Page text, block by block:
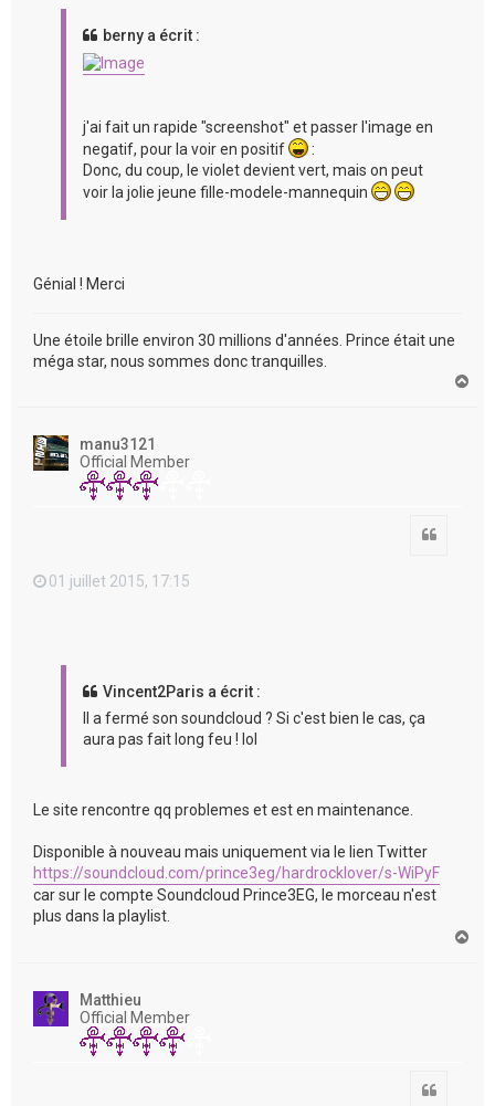
berny a écrit :
j'ai fait un rapide "screenshot" et passer l'image en
negatif, pour la voir en positif
:
Donc, du coup, le violet devient vert, mais on peut
voir la jolie jeune fille-modele-mannequin
Génial ! Merci
Une étoile brille environ 30 millions d'années. Prince était une
méga star, nous sommes donc tranquilles.
manu3121
Official Member
01 juillet 2015, 17:15
Vincent2Paris a écrit :
Il a fermé son soundcloud ? Si c'est bien le cas, ça
aura pas fait long feu ! lol
Le site rencontre qq problemes et est en maintenance.
Disponible à nouveau mais uniquement via le lien Twitter
https://soundcloud.com/prince3eg/hardrocklover/s-WiPyF
car sur le compte Soundcloud Prince3EG, le morceau n'est
plus dans la playlist.
Matthieu
Official Member